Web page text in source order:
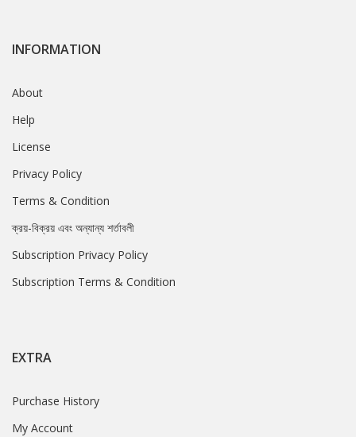
INFORMATION
About
Help
License
Privacy Policy
Terms & Condition
ক্রয়-বিক্রয় এবং অন্যান্য শর্তাবলী
Subscription Privacy Policy
Subscription Terms & Condition
EXTRA
Purchase History
My Account